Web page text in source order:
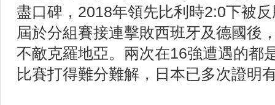
盡口碑，2018年領先比利時2:0下被
屆於分組賽接連擊敗西班牙及德國後
不敵克羅地亞。兩次在16強遭遇的都
比賽打得難分難解，日本已多次證明